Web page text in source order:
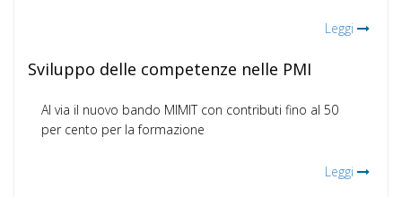
Leggi
Sviluppo delle competenze nelle PMI
Al via il nuovo bando MIMIT con contributi fino al 50
per cento per la formazione
Leggi